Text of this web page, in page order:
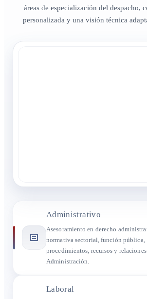
áreas de especialización del despacho,
personalizada y una visión técnica
Administrativo
Asesoramiento en derecho
normativa sectorial, función pública,
procedimientos, recursos y
Administración.
Laboral